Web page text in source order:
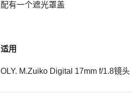
配有一个遮光罩盖
适用
OLY. M.Zuiko Digital 17mm f/1.8镜头